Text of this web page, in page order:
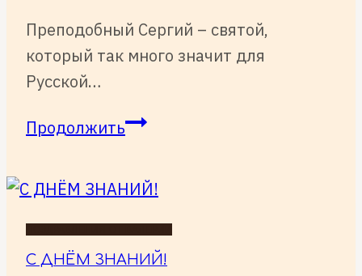
Преподобный Сергий – святой,
который так много значит для
Русской…
Продолжить8
день
памяти
преподобного
С ДНЁМ ЗНАНИЙ!